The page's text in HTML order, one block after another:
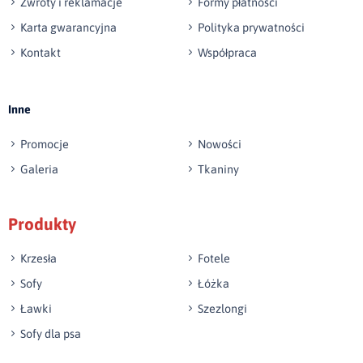
Wyślij opinię
Karta gwarancyjna
Polityka prywatności
Kontakt
Współpraca
Inne
Promocje
Nowości
Galeria
Tkaniny
Produkty
Krzesła
Fotele
Sofy
Łóżka
Ławki
Szezlongi
Sofy dla psa